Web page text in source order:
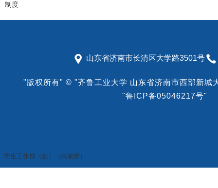
制度
山东省济南市长清区大学路3501号
"版权所有" © "齐鲁工业大学 山东省济南市西部新城
"鲁ICP备05046217号"
学生工作部（处）（武装部）